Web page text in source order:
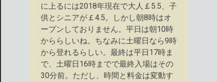
に上るには2018年現在で大人￡5.5、子
供とシニアが￡4.5。しかし朝8時はオ
ープンしておりません。平日は朝10時
かららしいね。ちなみに土曜日なら9時
から登れるらしい。最終は平日17時ま
で、土曜日16時までで最終入場はその
30分前。ただし、時間と料金は変動す